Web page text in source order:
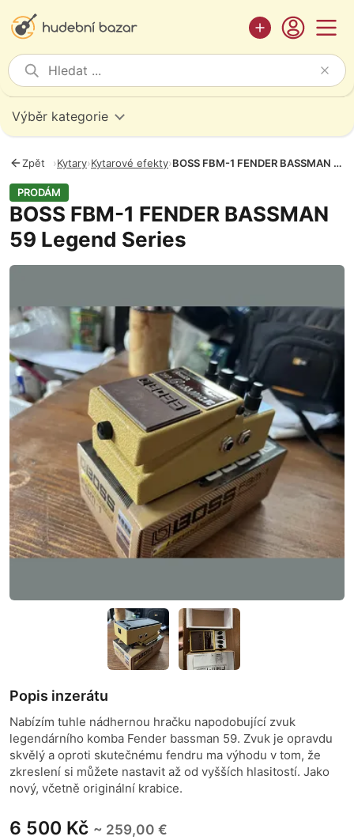
Výběr kategorie
Zpět ›Kytary›Kytarové efekty› BOSS FBM-1 FENDER BASSMAN 59 Legend Series
PRODÁM
BOSS FBM-1 FENDER BASSMAN
59 Legend Series
Fotografie
6 500 Kč ~ 259,00 €
Popis inzerátu
Nabízím tuhle nádhernou hračku napodobující zvuk
legendárního komba Fender bassman 59. Zvuk je opravdu
skvělý a oproti skutečnému fendru ma výhodu v tom, že
zkreslení si můžete nastavit až od vyšších hlasitostí. Jako
nový, včetně originální krabice.